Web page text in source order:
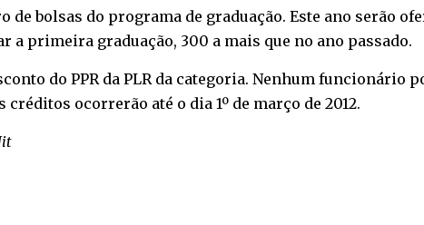
bolsas do programa de graduação. Este ano serão
primeira graduação, 300 a mais que no ano passado.
do PPR da PLR da categoria. Nenhum funcionário
ocorrerão até o dia 1º de março de 2012.